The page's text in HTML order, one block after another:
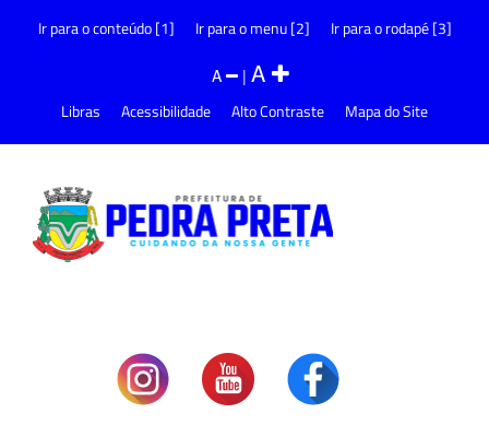
Ir para o conteúdo [1] Ir para o menu [2] Ir para o rodapé [3]
A |A
Libras Acessibilidade Alto Contraste Mapa do Site